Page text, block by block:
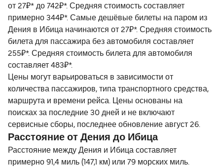
от 27₽* до 742₽*. Средняя стоимость составляет
примерно 344₽*. Самые дешёвые билеты на паром из
Дения в Ибица начинаются от 27₽*. Средняя стоимость
билета для пассажира без автомобиля составляет
255₽*. Средняя стоимость билета для автомобиля
составляет 483₽*.
Цены могут варьироваться в зависимости от
количества пассажиров, типа транспортного средства,
маршрута и времени рейса. Цены основаны на
поисках за последние 30 дней и не включают
сервисные сборы, последнее обновление август 26.
Расстояние от Дения до Ибица
Расстояние между Дения и Ибица составляет
примерно 91,4 миль (147,1 км) или 79 морских миль.